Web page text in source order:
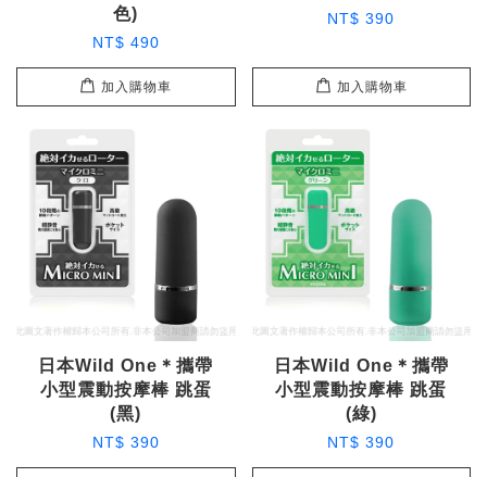
色)
NT$ 490
加入購物車
NT$ 390
加入購物車
日本Wild One＊攜帶
小型震動按摩棒 跳蛋
(黑)
NT$ 390
日本Wild One＊攜帶
小型震動按摩棒 跳蛋
(綠)
NT$ 390